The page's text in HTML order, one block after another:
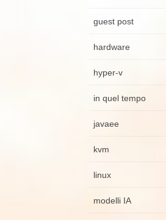
guest post
hardware
hyper-v
in quel tempo
javaee
kvm
linux
modelli IA